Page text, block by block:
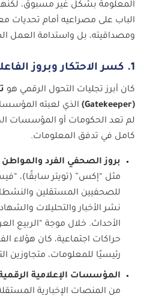
المعلومة بشكل غير مسبوق،
الباب على مصراعيه أمام تحديات
ومصداقيته، بل واستدامة العمل
1. كسر الاحتكار وبروز الفاعلين الجدد
كان أبرز تجليات التحول الرقمي هو
(Gatekeeper)
الذي لعبته
لم تعد الحكومات أو المؤسسات
كامل في تدفق المعلومات.
بروز الصحفي الفرد
مثل “إكس” (تويتر سابقًا)،
للصحفيين المستقلين
نشر الأخبار والتحليلات
الأحداث. خلال موجة “الربيع
حراكات اجتماعية، كان هؤلاء
رئيسيًا للمعلومات، متجاوزين
المؤسسات الإعلامية
من المنصات الإخبارية